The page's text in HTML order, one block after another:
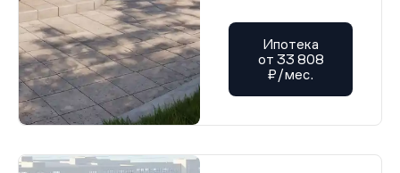
Ипотека
от 33 808
₽/мес.